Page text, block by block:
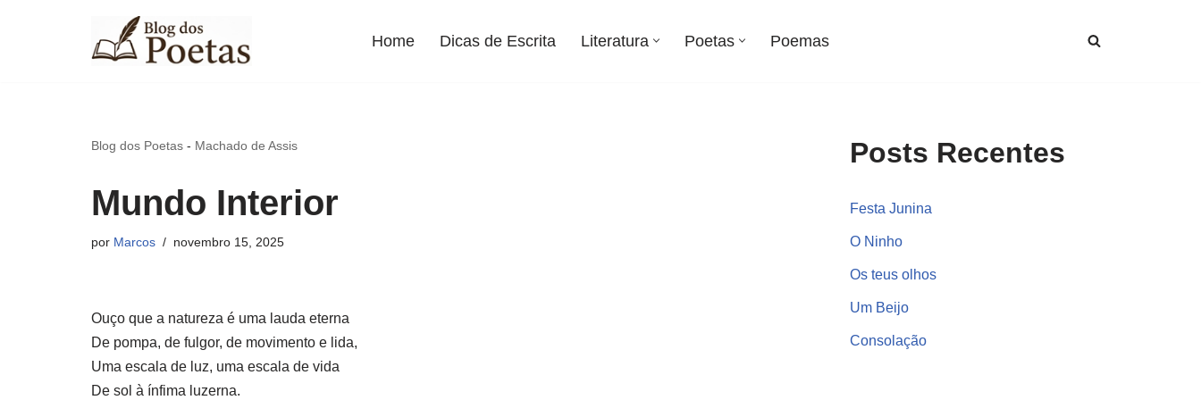
Home Dicas de Escrita Literatura Poetas Poemas
Blog dos Poetas - Machado de Assis
Mundo Interior
por Marcos novembro 15, 2025
Ouço que a natureza é uma lauda eterna
De pompa, de fulgor, de movimento e lida,
Uma escala de luz, uma escala de vida
De sol à ínfima luzerna.
Posts Recentes
Festa Junina
O Ninho
Os teus olhos
Um Beijo
Consolação